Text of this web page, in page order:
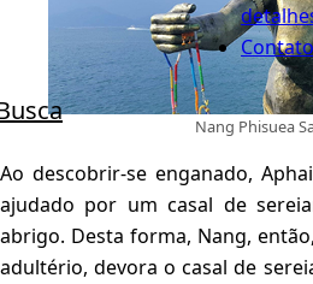
Contato
Nang Phisuea
Ao descobrir-se enganado,
ajudado por um casal de
abrigo. Desta forma, Nang,
adultério, devora o casal de